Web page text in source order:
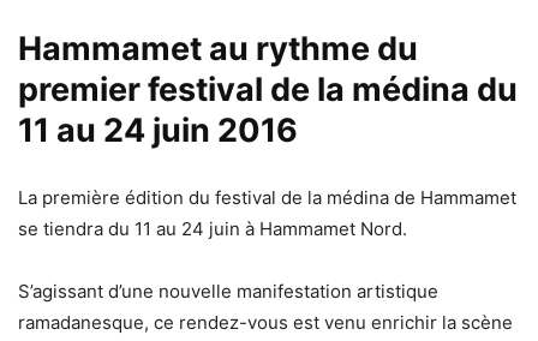
Hammamet au rythme du
premier festival de la médina du
11 au 24 juin 2016
La première édition du festival de la médina de Hammamet
se tiendra du 11 au 24 juin à Hammamet Nord.
S’agissant d’une nouvelle manifestation artistique
ramadanesque, ce rendez-vous est venu enrichir la scène